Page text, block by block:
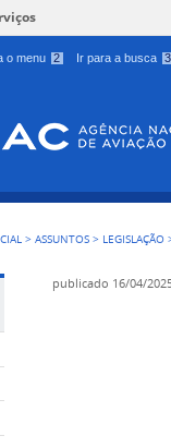
o menu 2 Ir para a busca 3
>ASSUNTOS > LEGISLAÇÃO
publicado 16/04/